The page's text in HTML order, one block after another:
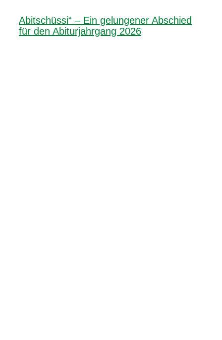
Abitschüssi“ – Ein gelungener Abschied
für den Abiturjahrgang 2026